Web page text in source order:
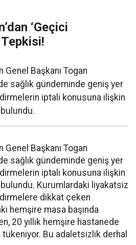
‘Geçici
Genel Başkanı Togan
sağlık gündeminde geniş yer
iptali konusuna ilişkin
bulundu.
Genel Başkanı Togan
sağlık gündeminde geniş yer
iptali konusuna ilişkin
bulundu. Kurumlardaki liyakatsiz
dikkat çeken
hemşire masa başında
20 yıllık hemşire hastanede
Bu adaletsizlik derhal